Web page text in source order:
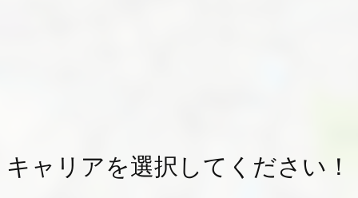
キャリアを選択してください！